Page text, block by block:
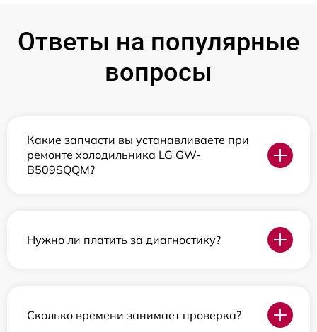
Ответы на популярные
вопросы
Какие запчасти вы устанавливаете при
ремонте холодильника LG GW-
B509SQQM?
Нужно ли платить за диагностику?
Сколько времени занимает проверка?